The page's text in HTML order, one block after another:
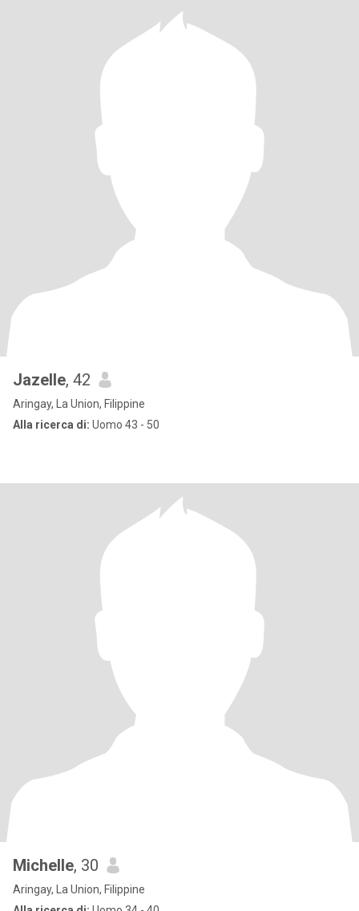
Jazelle, 42
Aringay, La Union, Filippine
Alla ricerca di: Uomo 43 - 50
Michelle, 30
Aringay, La Union, Filippine